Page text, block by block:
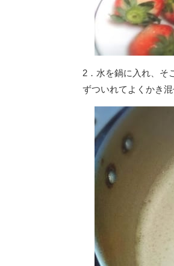
2．水を鍋に入れ、そ
ずついれてよくかき混